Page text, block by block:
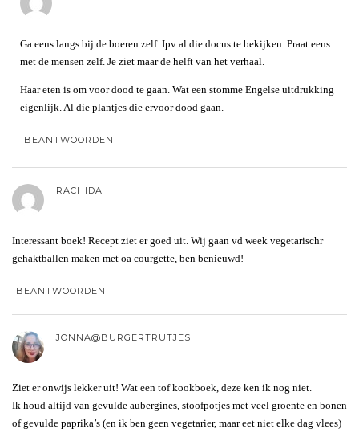
Ga eens langs bij de boeren zelf. Ipv al die docus te bekijken. Praat eens
met de mensen zelf. Je ziet maar de helft van het verhaal.
Haar eten is om voor dood te gaan. Wat een stomme Engelse uitdrukking
eigenlijk. Al die plantjes die ervoor dood gaan.
BEANTWOORDEN
RACHIDA
Interessant boek! Recept ziet er goed uit. Wij gaan vd week vegetarischr
gehaktballen maken met oa courgette, ben benieuwd!
BEANTWOORDEN
JONNA@BURGERTRUTJES
Ziet er onwijs lekker uit! Wat een tof kookboek, deze ken ik nog niet.
Ik houd altijd van gevulde aubergines, stoofpotjes met veel groente en bonen
of gevulde paprika’s (en ik ben geen vegetarier, maar eet niet elke dag vlees)